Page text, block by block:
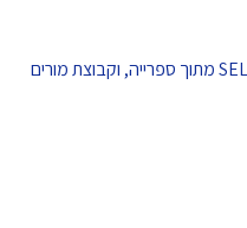
הצוות החינוכי בוחר מיומנות SEL מתוך ספרייה, וקבוצת מורים